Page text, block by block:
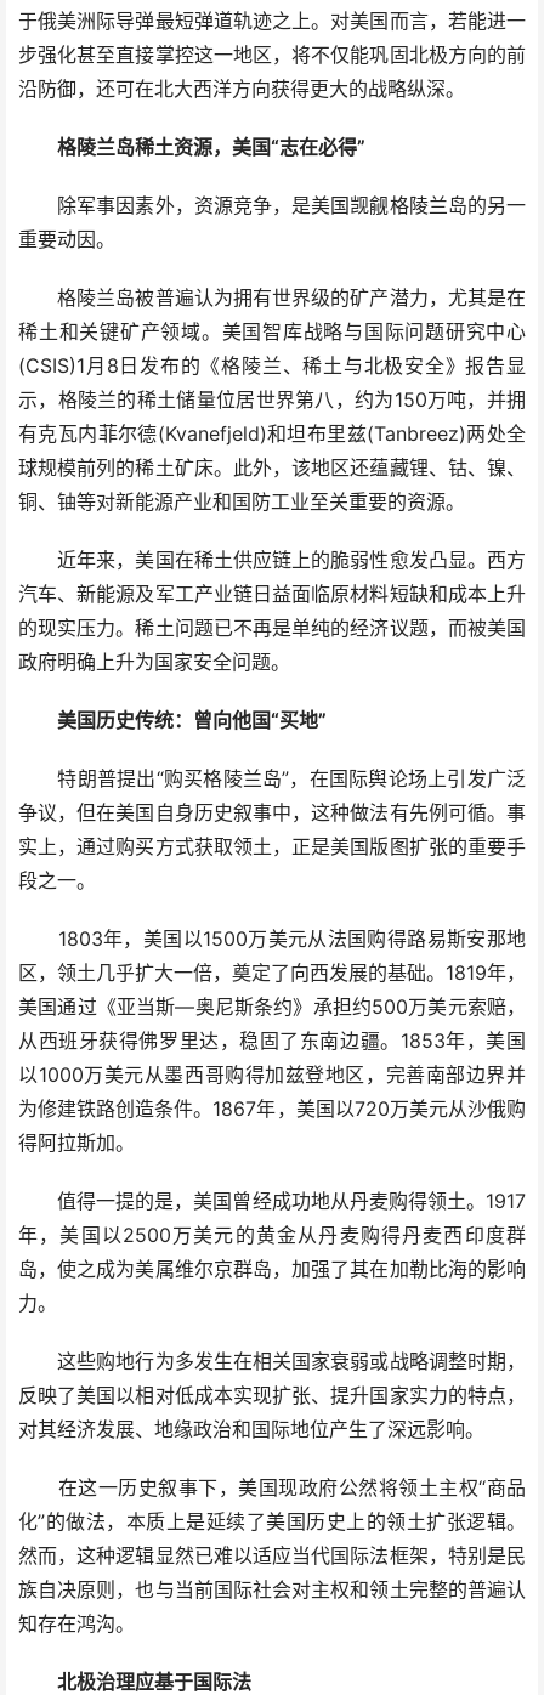
于俄美洲际导弹最短弹道轨迹之上。对美国而言，若能进一
步强化甚至直接掌控这一地区，将不仅能巩固北极方向的前
沿防御，还可在北大西洋方向获得更大的战略纵深。
格陵兰岛稀土资源，美国“志在必得”
除军事因素外，资源竞争，是美国觊觎格陵兰岛的另一
重要动因。
格陵兰岛被普遍认为拥有世界级的矿产潜力，尤其是在
稀土和关键矿产领域。美国智库战略与国际问题研究中心
(CSIS)1月8日发布的《格陵兰、稀土与北极安全》报告显
示，格陵兰的稀土储量位居世界第八，约为150万吨，并拥
有克瓦内菲尔德(Kvanefjeld)和坦布里兹(Tanbreez)两处全
球规模前列的稀土矿床。此外，该地区还蕴藏锂、钴、镍、
铜、铀等对新能源产业和国防工业至关重要的资源。
近年来，美国在稀土供应链上的脆弱性愈发凸显。西方
汽车、新能源及军工产业链日益面临原材料短缺和成本上升
的现实压力。稀土问题已不再是单纯的经济议题，而被美国
政府明确上升为国家安全问题。
美国历史传统：曾向他国“买地”
特朗普提出“购买格陵兰岛”，在国际舆论场上引发广泛
争议，但在美国自身历史叙事中，这种做法有先例可循。事
实上，通过购买方式获取领土，正是美国版图扩张的重要手
段之一。
1803年，美国以1500万美元从法国购得路易斯安那地
区，领土几乎扩大一倍，奠定了向西发展的基础。1819年，
美国通过《亚当斯—奥尼斯条约》承担约500万美元索赔，
从西班牙获得佛罗里达，稳固了东南边疆。1853年，美国
以1000万美元从墨西哥购得加兹登地区，完善南部边界并
为修建铁路创造条件。1867年，美国以720万美元从沙俄购
得阿拉斯加。
值得一提的是，美国曾经成功地从丹麦购得领土。1917
年，美国以2500万美元的黄金从丹麦购得丹麦西印度群
岛，使之成为美属维尔京群岛，加强了其在加勒比海的影响
力。
这些购地行为多发生在相关国家衰弱或战略调整时期，
反映了美国以相对低成本实现扩张、提升国家实力的特点，
对其经济发展、地缘政治和国际地位产生了深远影响。
在这一历史叙事下，美国现政府公然将领土主权“商品
化”的做法，本质上是延续了美国历史上的领土扩张逻辑。
然而，这种逻辑显然已难以适应当代国际法框架，特别是民
族自决原则，也与当前国际社会对主权和领土完整的普遍认
知存在鸿沟。
北极治理应基于国际法